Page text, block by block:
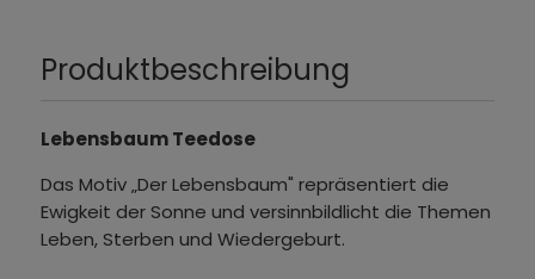
Produktbeschreibung
Lebensbaum Teedose
Das Motiv „Der Lebensbaum" repräsentiert die
Ewigkeit der Sonne und versinnbildlicht die Themen
Leben, Sterben und Wiedergeburt.